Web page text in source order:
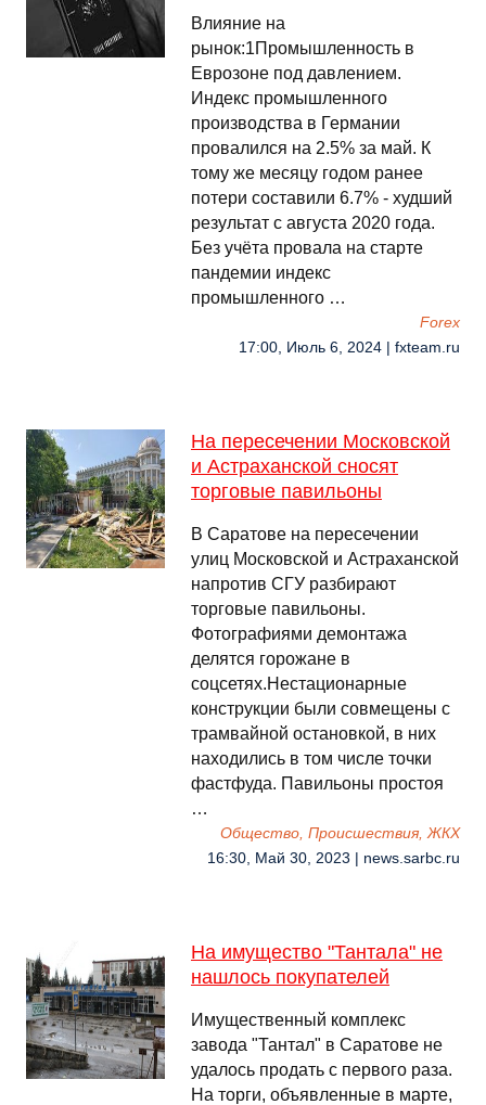
Влияние на
рынок:1Промышленность в
Еврозоне под давлением.
Индекс промышленного
производства в Германии
провалился на 2.5% за май. К
тому же месяцу годом ранее
потери составили 6.7% - худший
результат с августа 2020 года.
Без учёта провала на старте
пандемии индекс
промышленного …
Forex
17:00, Июль 6, 2024 | fxteam.ru
На пересечении Московской
и Астраханской сносят
торговые павильоны
В Саратове на пересечении
улиц Московской и Астраханской
напротив СГУ разбирают
торговые павильоны.
Фотографиями демонтажа
делятся горожане в
соцсетях.Нестационарные
конструкции были совмещены с
трамвайной остановкой, в них
находились в том числе точки
фастфуда. Павильоны простоя
…
Общество, Происшествия, ЖКХ
16:30, Май 30, 2023 | news.sarbc.ru
На имущество "Тантала" не
нашлось покупателей
Имущественный комплекс
завода "Тантал" в Саратове не
удалось продать с первого раза.
На торги, объявленные в марте,